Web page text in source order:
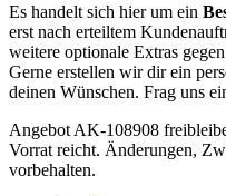
Es handelt sich hier um ein
erst nach erteiltem
weitere optionale Extras
Gerne erstellen wir dir ein
deinen Wünschen. Frag uns
Angebot AK-108908
Vorrat reicht. Änderungen,
vorbehalten.